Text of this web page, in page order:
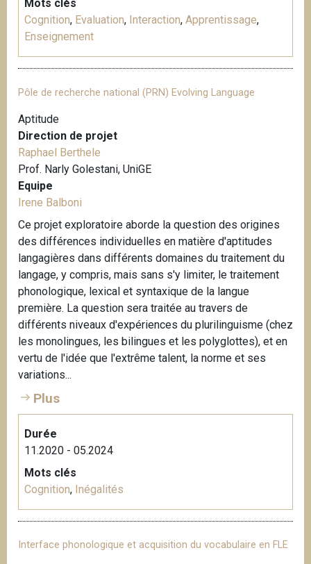
Mots clés
Cognition, Evaluation, Interaction, Apprentissage,
Enseignement
Pôle de recherche national (PRN) Evolving Language
Aptitude
Direction de projet
Raphael Berthele
Prof. Narly Golestani, UniGE
Equipe
Irene Balboni
Ce projet exploratoire aborde la question des origines
des différences individuelles en matière d'aptitudes
langagières dans différents domaines du traitement du
langage, y compris, mais sans s'y limiter, le traitement
phonologique, lexical et syntaxique de la langue
première. La question sera traitée au travers de
différents niveaux d'expériences du plurilinguisme (chez
les monolingues, les bilingues et les polyglottes), et en
vertu de l'idée que l'extrême talent, la norme et ses
variations...
Plus
Durée
11.2020 - 05.2024
Mots clés
Cognition, Inégalités
Interface phonologique et acquisition du vocabulaire en FLE